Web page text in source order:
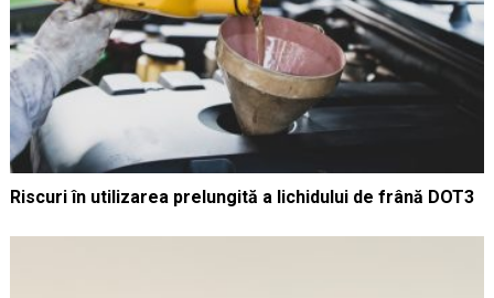
Riscuri în utilizarea prelungită a lichidului de frână DOT3